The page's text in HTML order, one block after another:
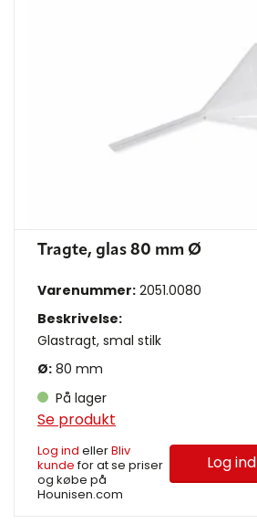
Tragte, glas 80 mm Ø
Varenummer: 2051.0080
Beskrivelse:
Glastragt, smal stilk
Ø: 80 mm
På lager
Se produkt
Log ind ellerBliv
kundefor at se priser
og købe på
Hounisen.com
Log ind